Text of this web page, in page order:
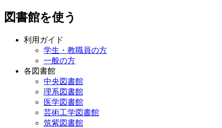
図書館を使う
利用ガイド
学生・教職員の方
一般の方
各図書館
中央図書館
理系図書館
医学図書館
芸術工学図書館
筑紫図書館